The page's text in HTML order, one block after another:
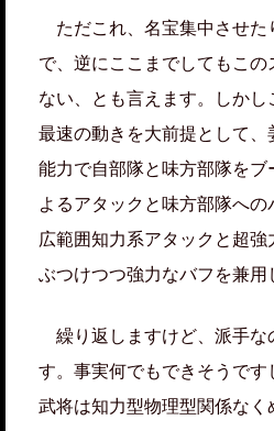
ただこれ、名宝集中させた
で、逆にここまでしてもこの
ない、とも言えます。しかし
最速の動きを大前提として、
能力で自部隊と味方部隊をブ
よるアタックと味方部隊へ
広範囲知力系アタックと超
ぶつけつつ強力なバフを兼用
繰り返しますけど、派手な
す。事実何でもできそうです
武将は知力型物理型関係なく